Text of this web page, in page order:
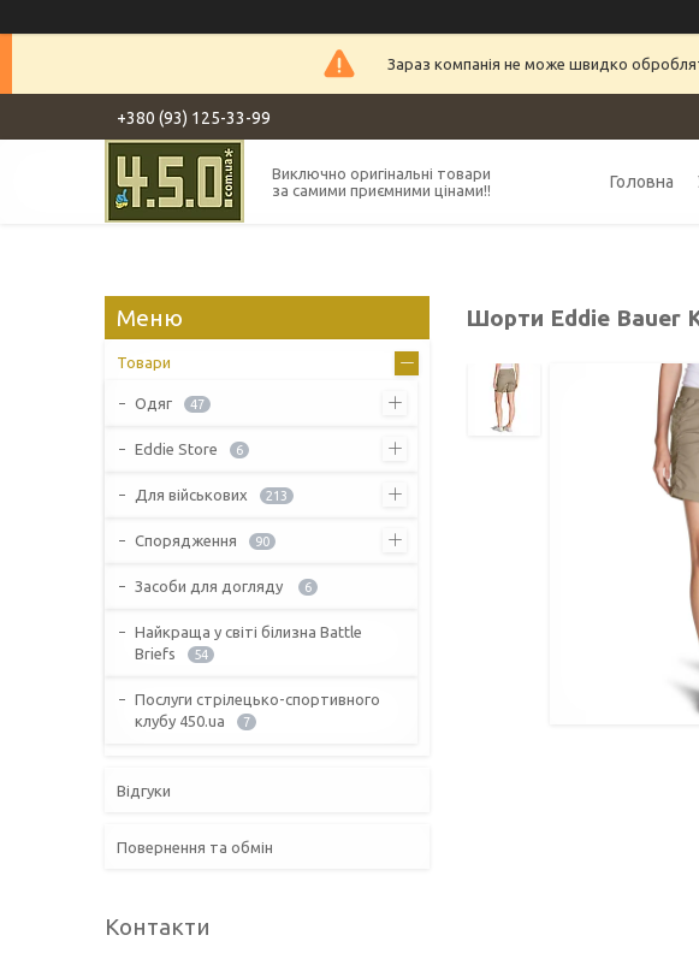
Зараз компанія не може швидко
+380 (93) 125-33-99
Виключно оригінальні товари
за самими приємними цінами!!
Головна
Шорти Eddie Bauer
Товари
Одяг 47
Eddie Store 6
Для військових 213
Спорядження 90
Засоби для догляду 6
Найкраща у світі білизна Battle
Briefs
54
Послуги стрілецько-спортивного
клубу 450.ua
7
Відгуки
Повернення та обмін
Контакти